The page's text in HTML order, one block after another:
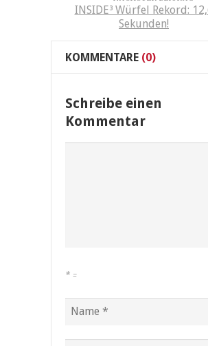
INSIDE³ Würfel Rekord:
Sekunden!
KOMMENTARE (0)
Schreibe einen
Kommentar
* =